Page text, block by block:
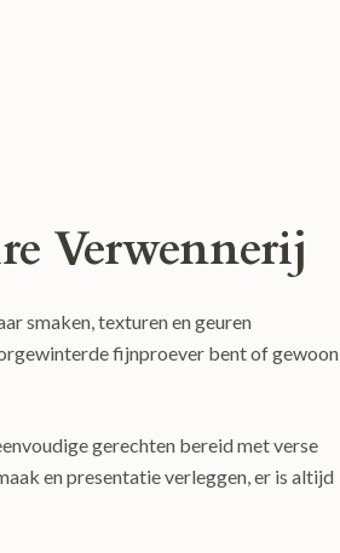
Verwennerij
smaken, texturen en geuren
fijnproever bent of gewoon
gerechten bereid met verse
en presentatie verleggen, er is altijd